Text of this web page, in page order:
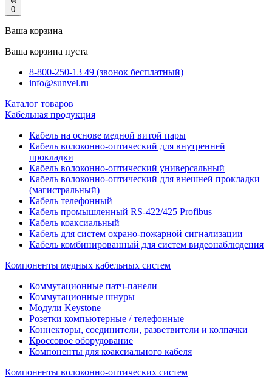
0
Ваша корзина
Ваша корзина пуста
8-800-250-13 49 (звонок бесплатный)
info@sunvel.ru
Каталог товаров
Кабельная продукция
Кабель на основе медной витой пары
Кабель волоконно-оптический для внутренней
прокладки
Кабель волоконно-оптический универсальный
Кабель волоконно-оптический для внешней прокладки
(магистральный)
Кабель телефонный
Кабель промышленный RS-422/425 Profibus
Кабель коаксиальный
Кабель для систем охрано-пожарной сигнализации
Кабель комбинированный для систем видеонаблюдения
Компоненты медных кабельных систем
Коммутационные патч-панели
Коммутационные шнуры
Модули Keystone
Розетки компьютерные / телефонные
Коннекторы, соединители, разветвители и колпачки
Кроссовое оборудование
Компоненты для коаксиального кабеля
Компоненты волоконно-оптических систем